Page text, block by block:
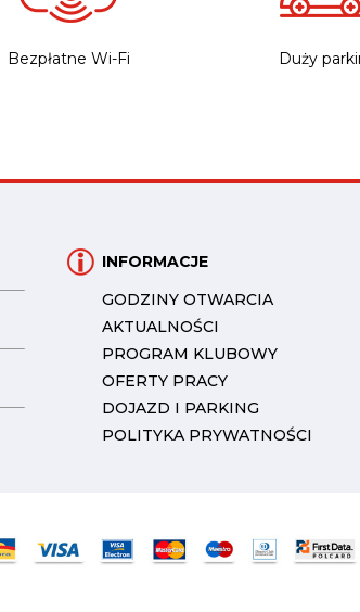
Bezpłatne Wi-Fi Duży
INFORMACJE
GODZINY OTWARCIA
AKTUALNOŚCI
PROGRAM KLUBOWY
OFERTY PRACY
DOJAZD I PARKING
POLITYKA PRYWATNOŚCI